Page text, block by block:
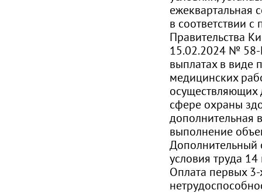
ежеквартальная
в соответствии
Правительства
15.02.2024 №
выплатах в виде
медицинских
осуществляющих
сфере охраны
дополнительная
выполнение
Дополнительный
условия труда
Оплата первых 3-